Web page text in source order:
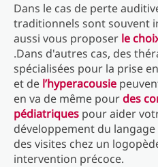
Dans le cas de perte
traditionnels sont souvent
aussi vous proposer le
.Dans d'autres cas, des
spécialisées pour la prise
et de l’hyperacousie
en va de même pourdes
pédiatriques pour aider
développement du
des visites chez un
intervention précoce.